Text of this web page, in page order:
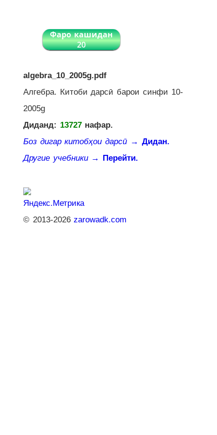
Фаро кашидан
20
algebra_10_2005g.pdf
Алгебра. Китоби дарсӣ барои синфи 10-
2005g
Диданд: 13727нафар.
Боз дигар китобҳои дарсӣ → Дидан.
Другие учебники → Перейти.
© 2013-2026zarowadk.com